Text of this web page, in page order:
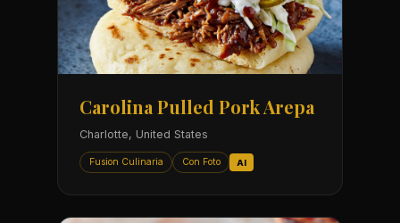
Carolina Pulled Pork Arepa
Charlotte, United States
Fusion Culinaria Con Foto AI